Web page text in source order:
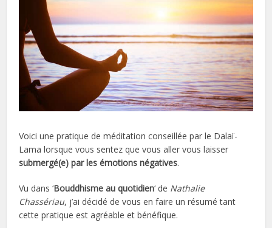
Voici une pratique de méditation conseillée par le Dalaï-
Lama lorsque vous sentez que vous aller vous laisser
submergé(e) par les émotions négatives.
Vu dans ‘Bouddhisme au quotidien‘ de Nathalie
Chassériau, j’ai décidé de vous en faire un résumé tant
cette pratique est agréable et bénéfique.